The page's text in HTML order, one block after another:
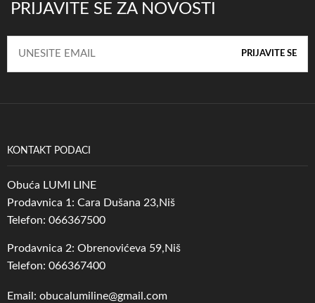
PRIJAVITE SE ZA NOVOSTI
KONTAKT PODACI
Obuća LUMI LINE
Prodavnica 1: Cara Dušana 23,Niš
Telefon: 066367500
Prodavnica 2: Obrenovićeva 59,Niš
Telefon: 066367400
Email: obucalumiline@gmail.com